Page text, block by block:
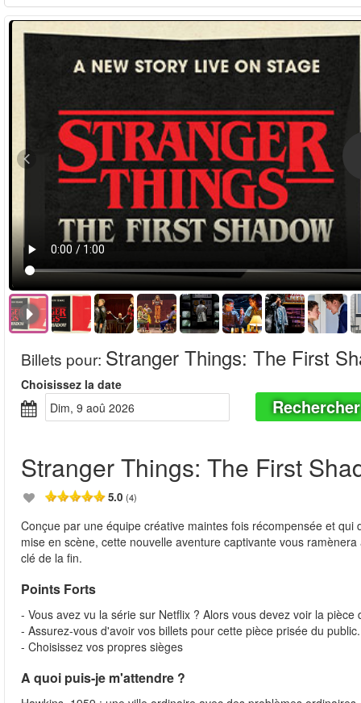
Billets pour: Stranger Things: The First
Choisissez la date
dim, 9 aoû 2026
Rechercher
Stranger Things: The First
5.0 (4)
Conçue par une équipe créative maintes fois récompensée et
mise en scène, cette nouvelle aventure captivante vous
clé de la fin.
Points Forts
- Vous avez vu la série sur Netflix ? Alors vous devez voir la pièce
- Assurez-vous d'avoir vos billets pour cette pièce prisée du public.
- Choisissez vos propres sièges
A quoi puis-je m'attendre ?